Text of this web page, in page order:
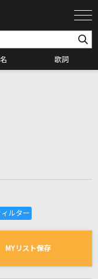
歌詞
の一覧
MYリスト保存